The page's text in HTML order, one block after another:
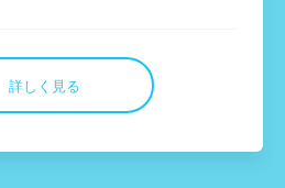
詳しく見る